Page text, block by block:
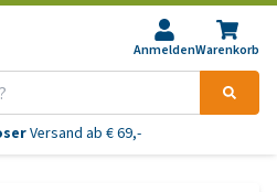
AnmeldenWarenkorb
Versand ab € 69,-